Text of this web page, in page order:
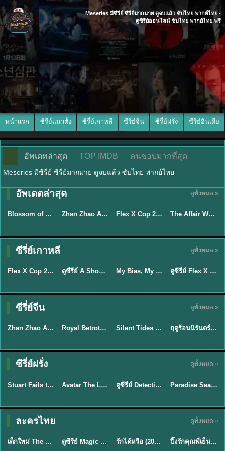
Meseries มีซีรี่ย์ ซีรี่ย์มากมาย ดูจบแล้ว ซับไทย พากย์ไทย -
ดูซีรีย์ออนไลน์ ซับไทย พากย์ไทย ฟรี
หน้าแรก ซีรีย์แนวตั้ง ซีรี่ย์เกาหลี ซีรี่ย์จีน ซีรี่ย์ฝรั่ง ซีรี่ย์อินเดีย
อัพเดทล่าสุด TOP IMDB คนชอบมากที่สุด
Meseries มีซีรี่ย์ ซีรี่ย์มากมาย ดูจบแล้ว ซับไทย พากย์ไทย
อัพเดตล่าสุด ดูทั้งหมด »
ซับไทย
Blossom of Power (2026) บุหงาซ่อนคม พากย์ไทย ซับไทย EP1-36 ★5 Zhan Zhao Adventures จั่นเจาตะลุยยุทธภพ (2026) พากย์ไทย ซับไทย EP.1-37 (จบ) ★8 Flex X Cop 2 คุณชายสายสืบ ซีซั่น 2 (2026) พากย์ไทย ซับไทย EP.1-14 ★3.3
ซับไทย
The Affair Was Just The Beginning ชู้รักอำพรางเลือด (2026) พากย์ไทย ซับไทย EP.1-8
ซีรี่ย์เกาหลี ดูทั้งหมด »
★8
ซับไทย
Flex X Cop 2 คุณชายสายสืบ ซีซั่น 2 (2026) พากย์ไทย ซับไทย EP.1-14 ★8 EP.16ดูซีรี่ย์ A Shop for Killers 2 ร้านลับนักฆ่า ซีซัน 2 (2026) ซับไทย-พากย์ไทย My Bias, My Boss เมื่อเมนฉันเป็นประธานบริษัท (2026) พากย์ไทย ซับไทย EP.1-12 ★8 EP.16
ซับไทย | พากย์
Sub EP. 16 | TH
ดูซีรี่ย์ Flex X Cop คุณชายสายสืบ (2024) พากย์ไทย-ซับไทย EP.1-16 (จบ)
ซีรี่ย์จีน ดูทั้งหมด »
★5
พากย์ไทย
Zhan Zhao Adventures จั่นเจาตะลุยยุทธภพ (2026) พากย์ไทย ซับไทย EP.1-37 (จบ) ★9 Royal Betrothal (2026) สัญญาวิวาห์แห่งราชวงศ์ พากย์ไทย ซับไทย EP1-32 ★9.5 Silent Tides คลื่นลมลวง (2025) พากย์ไทย ซับไทย EP.1-31 ★8.8
พากย์ไทย
ฤดูร้อนนิรันดร์ (2026) Never-Ending Summer พากย์ไทย EP.1-29
ซีรี่ย์ฝรั่ง ดูทั้งหมด »
★9.3
พากย์ไทย
Stuart Fails to Save the Universe สจ๊วตล่มแผนกู้จักรวาล (2026) พากย์ไทย ซับไทย EP.1-10 ★7.8 EP.7Avatar The Last Airbender 2 เณรน้อยเจ้าอภินิหาร พากย์ไทย EP.9ดูซีรี่ย์ Detective Hole (2026) พากย์ไทย HD ฟรี อัปเดตล่าสุด Netflix EP.8
พากย์ไทย
Paradise Season 2 (2026) พากย์ไทย EP1-8 ดูซีรี่ย์ฝรั่ง HD ครบทุกตอน
ละครไทย ดูทั้งหมด »
★ 8 EP.6
พากย์ไทย
เด็กใหม่ The Reset 2026 EP1-6 พากย์ไทย ดูซีรี่ย์ Netflix ล่าสุด HD ดูซีรีย์ Magic Move (2026) ทำนายทายรัก Thai EP.1-10 HD รักได้หรือ (2026) YOUNG Let's Begin Again พากย์ไทย EP.1-19 ★8
พากย์ไทย
ปิ๊งรักคุณพี่เย็นชา (2026) Frozen Valentine EP.1-10 (จบ)